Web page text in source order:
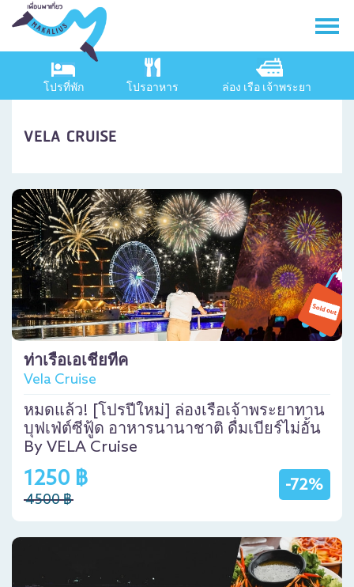
โปรที่พัก โปรอาหาร ล่อง เรือ เจ้าพระยา
VELA CRUISE
ท่าเรือเอเชียทีค
Vela Cruise
หมดแล้ว! [โปรปีใหม่] ล่องเรือเจ้าพระยาทาน
บุฟเฟ่ต์ซีฟู้ด อาหารนานาชาติ ดื่มเบียร์ไม่อั้น
By VELA Cruise
-72%
1250 ฿
4500 ฿